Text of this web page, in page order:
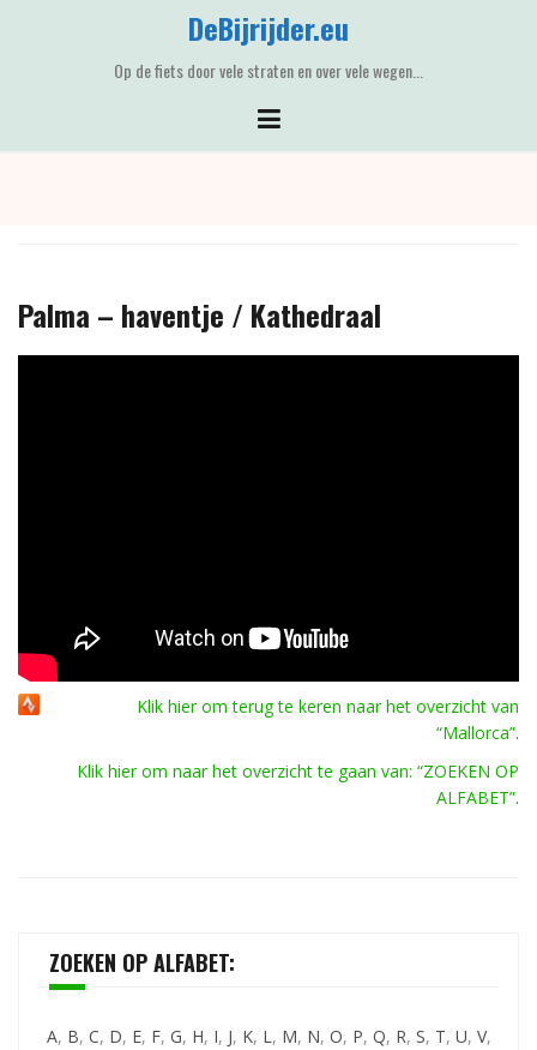
DeBijrijder.eu
Op de fiets door vele straten en over vele wegen...
Palma – haventje / Kathedraal
Klik hier om terug te keren naar het overzicht van
“Mallorca”.
Klik hier om naar het overzicht te gaan van: “ZOEKEN OP
ALFABET”.
ZOEKEN OP ALFABET:
A, B, C, D, E, F, G, H, I, J, K, L, M, N, O, P, Q, R, S, T, U, V,